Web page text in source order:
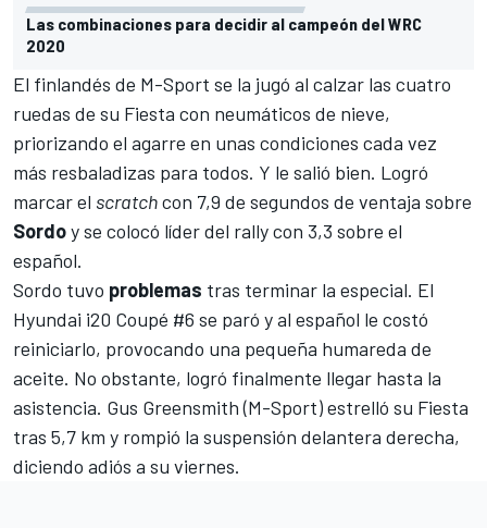
Las combinaciones para decidir al campeón del WRC
2020
El finlandés de M-Sport se la jugó al calzar las cuatro
ruedas de su Fiesta con neumáticos de nieve,
priorizando el agarre en unas condiciones cada vez
más resbaladizas para todos. Y le salió bien. Logró
marcar el scratchcon 7,9 de segundos de ventaja sobre
Sordoy se colocó líder del rally con 3,3 sobre el
español.
Sordo tuvo problemas tras terminar la especial. El
Hyundai i20 Coupé #6 se paró y al español le costó
reiniciarlo, provocando una pequeña humareda de
aceite. No obstante, logró finalmente llegar hasta la
asistencia. Gus Greensmith(M-Sport) estrelló su Fiesta
tras 5,7 km y rompió la suspensión delantera derecha,
diciendo adiós a su viernes.